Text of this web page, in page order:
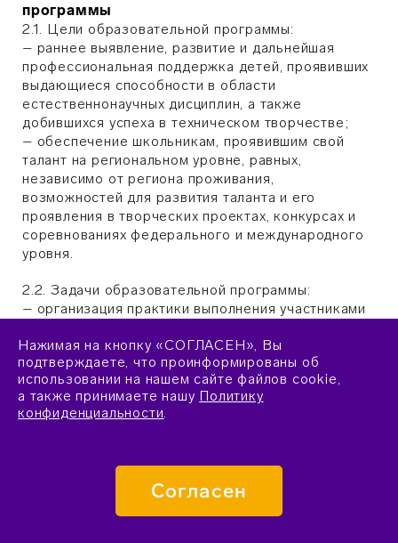
программы
2.1. Цели образовательной программы:
– раннее выявление, развитие и дальнейшая
профессиональная поддержка детей, проявивших
выдающиеся способности в области
естественнонаучных дисциплин, а также
добившихся успеха в техническом творчестве;
– обеспечение школьникам, проявившим свой
талант на региональном уровне, равных,
независимо от региона проживания,
возможностей для развития таланта и его
проявления в творческих проектах, конкурсах и
соревнованиях федерального и международного
уровня.
2.2. Задачи образовательной программы:
– организация практики выполнения участниками
высокого уровня сложности, а также освоения
необходимых для этого разделов профильных
учебных предметов на углубленном уровне;
– расширение кругозора участников Программы в
спектре естественных наук и их приложений;
– вовлечение участников в систему обучения и
сопровождения Сириуса и его региональных
Нажимая на кнопку «СОГЛАСЕН», Вы
подтверждаете, что проинформированы об
использовании на нашем сайте файлов cookie,
а также принимаете нашу Политику
конфиденциальности.
Согласен